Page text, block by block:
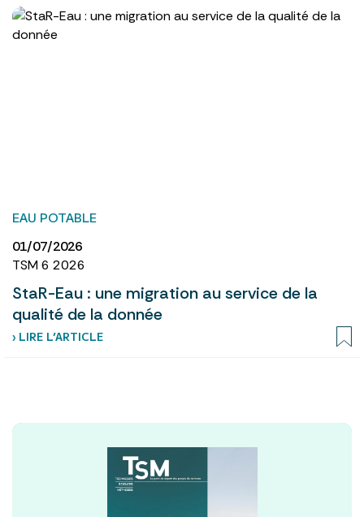
EAU POTABLE
01/07/2026
TSM 6 2026
StaR-Eau : une migration au service de la
qualité de la donnée
› LIRE L’ARTICLE